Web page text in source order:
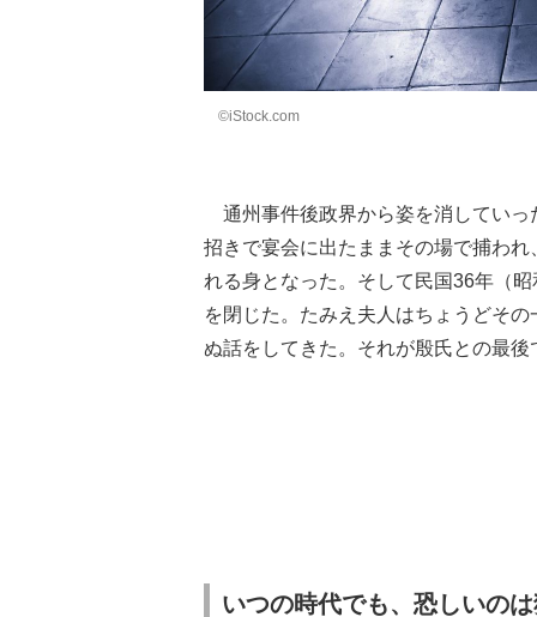
©iStock.com
通州事件後政界から姿を消していっ
招きで宴会に出たままその場で捕わ
れる身となった。そして民国36年（
を閉じた。たみえ夫人はちょうどそ
ぬ話をしてきた。それが殷氏との最後
いつの時代でも、恐しいの